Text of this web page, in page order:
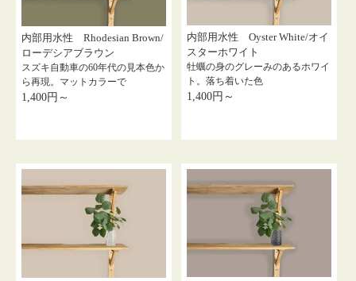
内部用水性 Rhodesian Brown/
ローデシアブラウン
スズキ自動車の60年代の見本色か
ら再現。マットカラーで
1,400円～
内部用水性 Oyster White/オイ
スターホワイト
牡蠣の身のグレーみのあるホワイ
ト。落ち着いた色
1,400円～